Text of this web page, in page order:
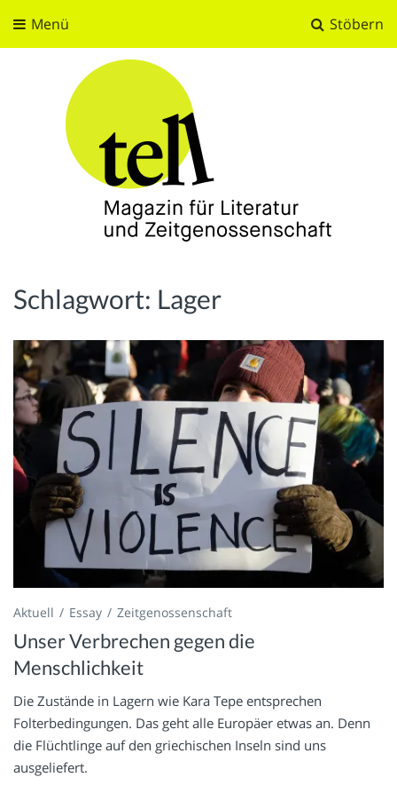
Stöbern
Menü
Schlagwort: Lager
Aktuell Essay Zeitgenossenschaft
Unser Verbrechen gegen die
Menschlichkeit
Die Zustände in Lagern wie Kara Tepe entsprechen
Folterbedingungen. Das geht alle Europäer etwas an. Denn
die Flüchtlinge auf den griechischen Inseln sind uns
ausgeliefert.